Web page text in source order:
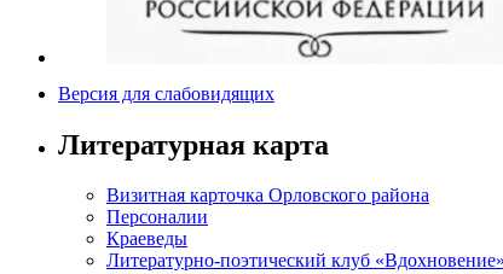
Версия для слабовидящих
Литературная карта
Визитная карточка Орловского района
Персоналии
Краеведы
Литературно-поэтический клуб «Вдохновение»